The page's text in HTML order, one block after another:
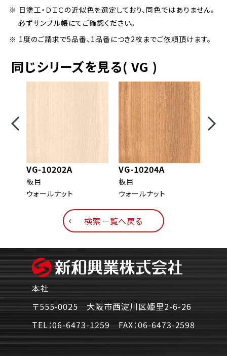
※ 日塗工・ＤＩＣの近似色を選定しており、同色ではありません。
必ずサンプル帳にてご確認ください。
※ 1度のご請求で5品番、1品番につき2枚までご依頼頂けます。
同じシリーズを見る( VG )
VG-10202A
板目
ウォールナット
VG-10204A
板目
ウォールナット
検索一覧へ戻る
本社
〒555-0025 大阪市西淀川区姫里2-6-26
TEL：06-6473-1259 FAX：06-6473-2598